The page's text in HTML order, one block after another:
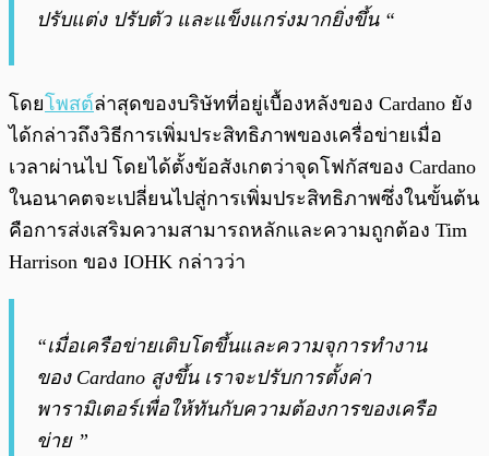
ปรับแต่ง ปรับตัว และแข็งแกร่งมากยิ่งขึ้น “
โดยโพสต์ล่าสุดของบริษัทที่อยู่เบื้องหลังของ Cardano ยัง
ได้กล่าวถึงวิธีการเพิ่มประสิทธิภาพของเครื่อข่ายเมื่อ
เวลาผ่านไป โดยได้ตั้งข้อสังเกตว่าจุดโฟกัสของ Cardano
ในอนาคตจะเปลี่ยนไปสู่การเพิ่มประสิทธิภาพซึ่งในขั้นต้น
คือการส่งเสริมความสามารถหลักและความถูกต้อง Tim
Harrison ของ IOHK กล่าวว่า
“เมื่อเครือข่ายเติบโตขึ้นและความจุการทำงาน
ของ Cardano สูงขึ้น เราจะปรับการตั้งค่า
พารามิเตอร์เพื่อให้ทันกับความต้องการของเครือ
ข่าย ”